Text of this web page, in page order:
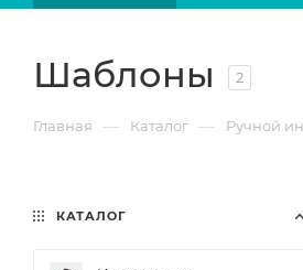
Шаблоны 2
Главная — Каталог — Ручной
КАТАЛОГ